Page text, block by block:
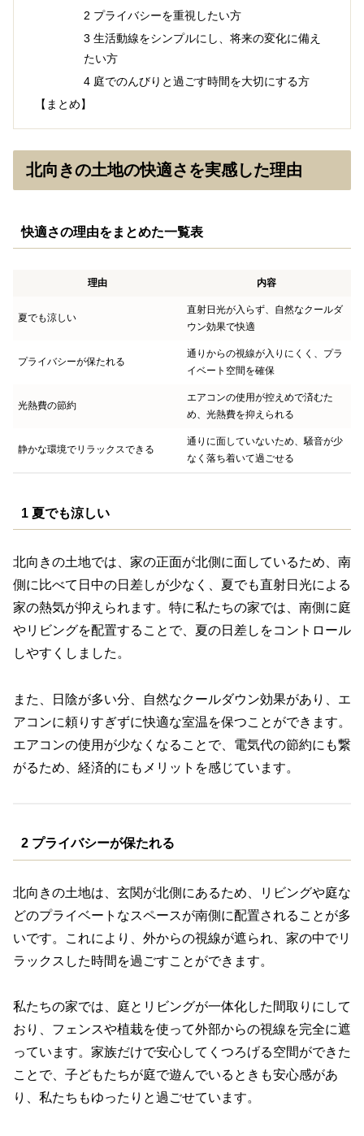
2 プライバシーを重視したい方
3 生活動線をシンプルにし、将来の変化に備え
たい方
4 庭でのんびりと過ごす時間を大切にする方
【まとめ】
北向きの土地の快適さを実感した理由
快適さの理由をまとめた一覧表
理由 内容
夏でも涼しい
直射日光が入らず、自然なクールダ
ウン効果で快適
プライバシーが保たれる
通りからの視線が入りにくく、プラ
イベート空間を確保
光熱費の節約
エアコンの使用が控えめで済むた
め、光熱費を抑えられる
静かな環境でリラックスできる
通りに面していないため、騒音が少
なく落ち着いて過ごせる
1 夏でも涼しい
北向きの土地では、家の正面が北側に面しているため、南
側に比べて日中の日差しが少なく、夏でも直射日光による
家の熱気が抑えられます。特に私たちの家では、南側に庭
やリビングを配置することで、夏の日差しをコントロール
しやすくしました。
また、日陰が多い分、自然なクールダウン効果があり、エ
アコンに頼りすぎずに快適な室温を保つことができます。
エアコンの使用が少なくなることで、電気代の節約にも繋
がるため、経済的にもメリットを感じています。
2 プライバシーが保たれる
北向きの土地は、玄関が北側にあるため、リビングや庭な
どのプライベートなスペースが南側に配置されることが多
いです。これにより、外からの視線が遮られ、家の中でリ
ラックスした時間を過ごすことができます。
私たちの家では、庭とリビングが一体化した間取りにして
おり、フェンスや植栽を使って外部からの視線を完全に遮
っています。家族だけで安心してくつろげる空間ができた
ことで、子どもたちが庭で遊んでいるときも安心感があ
り、私たちもゆったりと過ごせています。